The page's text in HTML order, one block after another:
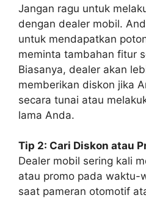
Jangan ragu untuk
dengan dealer mobil.
untuk mendapatkan
meminta tambahan fitur
Biasanya, dealer akan
memberikan diskon jika
secara tunai atau
lama Anda.
Tip 2: Cari Diskon atau
Dealer mobil sering kali
atau promo pada waktu-
saat pameran otomotif